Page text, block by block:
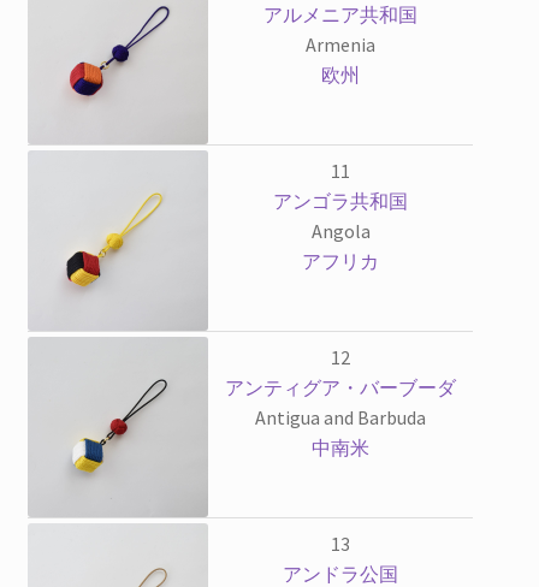
アルメニア共和国
Armenia
欧州
11
アンゴラ共和国
Angola
アフリカ
12
アンティグア・バーブーダ
Antigua and Barbuda
中南米
13
アンドラ公国